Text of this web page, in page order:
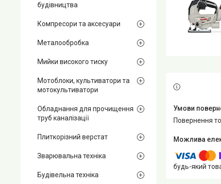
повернення
будь-який
будівництва
Компресори та аксесуари
Металообробка
Мийки високого тиску
Мотоблоки, культиватори та
мотокультиватори
Обладнання для прочищення
труб каналізації
Плиткорізний верстат
Зварювальна техніка
Будівельна техніка